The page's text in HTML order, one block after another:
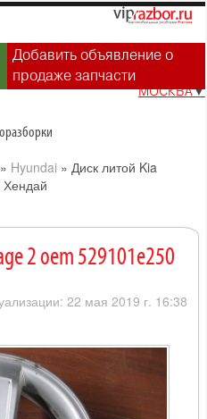
Добавить объявление о
продаже запчасти
МОСКВА▼
» Hyundai » Диск литой Kia
2 oem 529101e250
22 мая 2019 г. 16:38